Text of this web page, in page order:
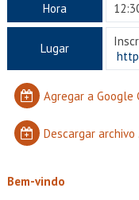
Egresados
Hora
Lugar
Agregar a Google
Descargar archivo
Bem-vindo